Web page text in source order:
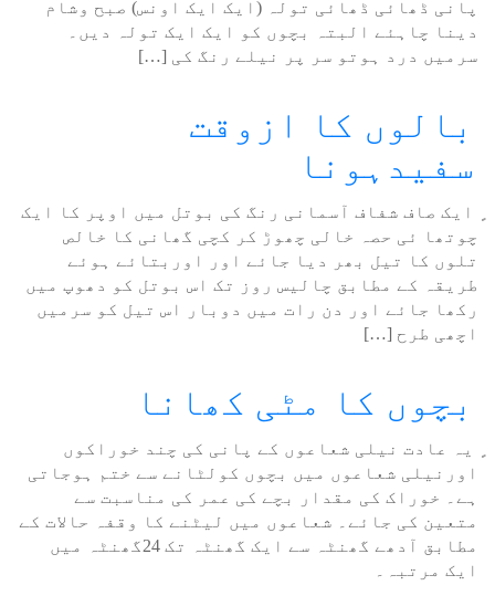
پانی ڈھائی ڈھائی تولہ (ایک ایک اونس) صبح وشام
دینا چاہئے البتہ بچوں کو ایک ایک تولہ دیں۔
سرمیں درد ہوتو سر پر نیلے رنگ کی […]
بالوں کا ازوقت
سفیدہونا
ٍ ایک صاف شفاف آسمانی رنگ کی بوتل میں اوپر کا ایک
چوتھا ئی حصہ خالی چھوڑ کر کچی گھانی کا خالص
تلوں کا تیل بھر دیا جائے اور اوربتائے ہوئے
طریقہ کے مطابق چالیس روز تک اس بوتل کو دھوپ میں
رکھا جائے اور دن رات میں دوبار اس تیل کو سرمیں
اچھی طرح […]
بچوں کا مٹی کھانا
ٍ یہ عادت نیلی شعاعوں کے پانی کی چند خوراکوں
اورنیلی شعاعوں میں بچوں کولٹانے سے ختم ہوجاتی
ہے۔ خوراک کی مقدار بچے کی عمر کی مناسبت سے
متعین کی جائے۔ شعاعوں میں لیٹنے کا وقفہ حالات کے
مطابق آدھے گھنٹہ سے ایک گھنٹہ تک 24گھنٹہ میں
ایک مرتبہ۔